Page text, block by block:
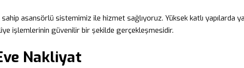
asansörlü sistemimiz ile hizmet sağlıyoruz. Yüksek katlı yapılarda
işlemlerinin güvenilir bir şekilde gerçekleşmesidir.
Nakliyat